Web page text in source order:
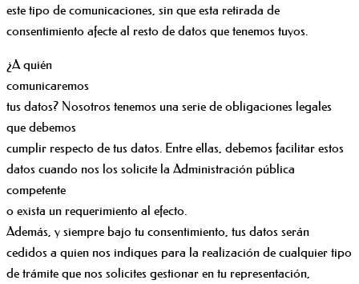
este tipo de comunicaciones, sin que esta retirada de
consentimiento afecte al resto de datos que tenemos tuyos.
¿A quién
comunicaremos
tus datos? Nosotros tenemos una serie de obligaciones legales
que debemos
cumplir respecto de tus datos. Entre ellas, debemos facilitar estos
datos cuando nos los solicite la Administración pública
competente
o exista un requerimiento al efecto.
Además, y siempre bajo tu consentimiento, tus datos serán
cedidos a quien nos indiques para la realización de cualquier tipo
de trámite que nos solicites gestionar en tu representación,